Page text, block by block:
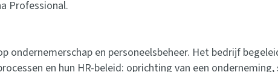
Professional.
ondernemerschap en personeelsbeheer. Het bedrijf
en hun HR-beleid: oprichting van een